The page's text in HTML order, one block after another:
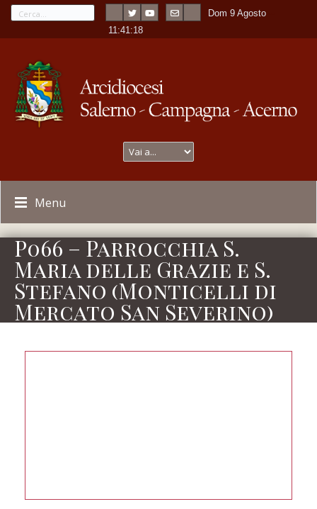
Dom 9 Agosto
11:41:18
Menu
P066 – Parrocchia S.
Maria delle Grazie e S.
Stefano (Monticelli di
Mercato San Severino)